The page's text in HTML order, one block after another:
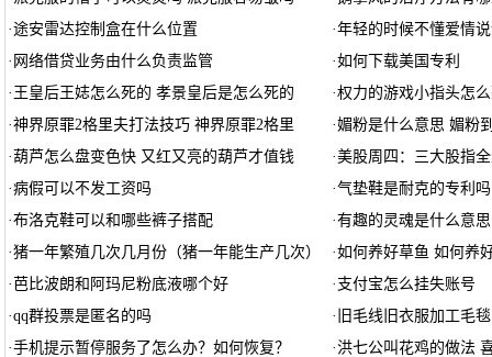
·途安雷达控制盒在什么位置 ·年轻的时候不懂爱情
· 网络借贷业务由什么负责监管 ·如何下载美国专利
· 王皇后王娡怎么死的 孝景皇后是怎么死的 ·权力的游戏小指头怎
·神界原罪2格里夫打法技巧 神界原罪2格里 ·媚粉是什么意思 媚粉
·葫芦怎么盘变色快 又红又亮的葫芦才值钱 ·美股周四：三大股指
·病假可以不发工资吗 ·气垫鞋是耐克的专利吗
·布洛克鞋可以和哪些裤子搭配 ·有趣的灵魂是什么意
·猪一年繁殖几次几月份（猪一年能生产几次） ·如何养好草鱼 如何养
· 芭比波朗和阿玛尼粉底液哪个好 · 支付宝怎么挂失账号
·qq群投票是匿名的吗 · 旧毛线旧衣服加工毛毯
·手机提示暂停服务了怎么办？如何恢复？ ·洪七公叫花鸡的做法